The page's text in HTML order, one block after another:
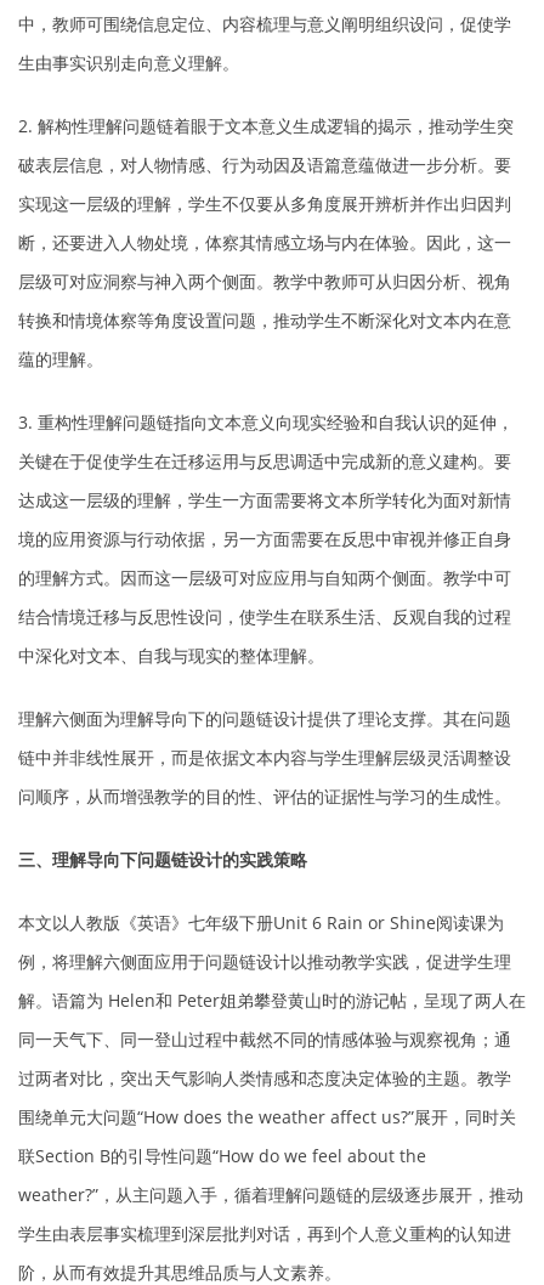
中，教师可围绕信息定位、内容梳理与意义阐明组织设问，促使学
生由事实识别走向意义理解。
2. 解构性理解问题链着眼于文本意义生成逻辑的揭示，推动学生突
破表层信息，对人物情感、行为动因及语篇意蕴做进一步分析。要
实现这一层级的理解，学生不仅要从多角度展开辨析并作出归因判
断，还要进入人物处境，体察其情感立场与内在体验。因此，这一
层级可对应洞察与神入两个侧面。教学中教师可从归因分析、视角
转换和情境体察等角度设置问题，推动学生不断深化对文本内在意
蕴的理解。
3. 重构性理解问题链指向文本意义向现实经验和自我认识的延伸，
关键在于促使学生在迁移运用与反思调适中完成新的意义建构。要
达成这一层级的理解，学生一方面需要将文本所学转化为面对新情
境的应用资源与行动依据，另一方面需要在反思中审视并修正自身
的理解方式。因而这一层级可对应应用与自知两个侧面。教学中可
结合情境迁移与反思性设问，使学生在联系生活、反观自我的过程
中深化对文本、自我与现实的整体理解。
理解六侧面为理解导向下的问题链设计提供了理论支撑。其在问题
链中并非线性展开，而是依据文本内容与学生理解层级灵活调整设
问顺序，从而增强教学的目的性、评估的证据性与学习的生成性。
三、理解导向下问题链设计的实践策略
本文以人教版《英语》七年级下册Unit 6 Rain or Shine阅读课为
例，将理解六侧面应用于问题链设计以推动教学实践，促进学生理
解。语篇为 Helen和 Peter姐弟攀登黄山时的游记帖，呈现了两人在
同一天气下、同一登山过程中截然不同的情感体验与观察视角；通
过两者对比，突出天气影响人类情感和态度决定体验的主题。教学
围绕单元大问题“How does the weather affect us?”展开，同时关
联Section B的引导性问题“How do we feel about the
weather?”，从主问题入手，循着理解问题链的层级逐步展开，推动
学生由表层事实梳理到深层批判对话，再到个人意义重构的认知进
阶，从而有效提升其思维品质与人文素养。